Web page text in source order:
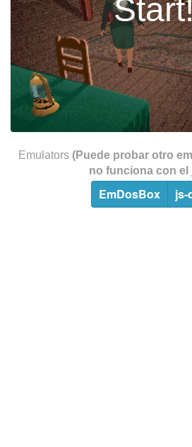
Emulators (Puede probar otro
no funciona con el
EmDosBox js-